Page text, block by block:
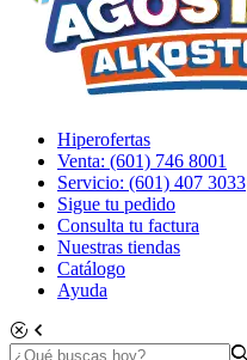
Hiperofertas
Venta: (601) 746 8001
Servicio: (601) 407 3033
Sigue tu pedido
Consulta tu factura
Nuestras tiendas
Catálogo
Ayuda